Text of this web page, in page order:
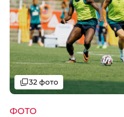
ФОТО
Галерея
32 фото